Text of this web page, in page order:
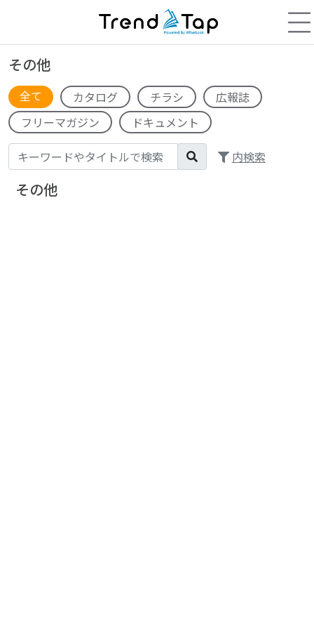
その他
全て カタログ チラシ
広報誌
フリーマガジン
ドキュメント
内検索
その他